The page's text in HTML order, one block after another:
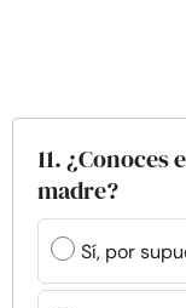
11.
madre?
Sí, por